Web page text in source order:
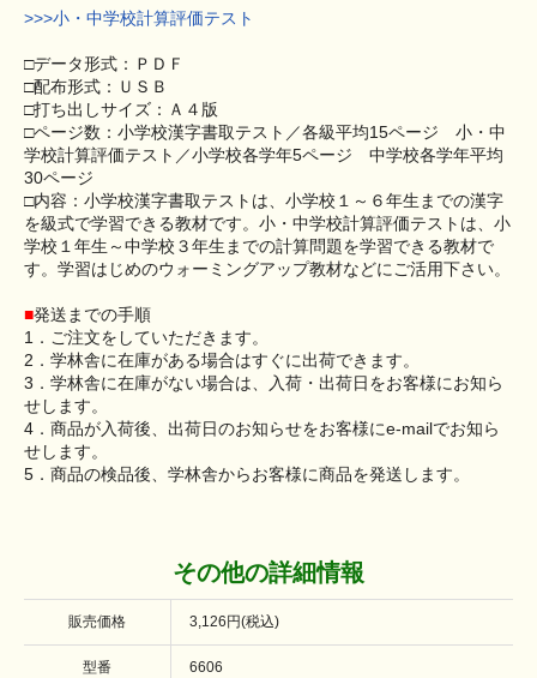
>>>小・中学校計算評価テスト
□データ形式：ＰＤＦ
□配布形式：ＵＳＢ
□打ち出しサイズ：Ａ４版
□ページ数：小学校漢字書取テスト／各級平均15ページ 小・中
学校計算評価テスト／小学校各学年5ページ 中学校各学年平均
30ページ
□内容：小学校漢字書取テストは、小学校１～６年生までの漢字
を級式で学習できる教材です。小・中学校計算評価テストは、小
学校１年生～中学校３年生までの計算問題を学習できる教材で
す。学習はじめのウォーミングアップ教材などにご活用下さい。
■発送までの手順
1．ご注文をしていただきます。
2．学林舎に在庫がある場合はすぐに出荷できます。
3．学林舎に在庫がない場合は、入荷・出荷日をお客様にお知ら
せします。
4．商品が入荷後、出荷日のお知らせをお客様にe-mailでお知ら
せします。
5．商品の検品後、学林舎からお客様に商品を発送します。
その他の詳細情報
販売価格 3,126円(税込)
型番 6606